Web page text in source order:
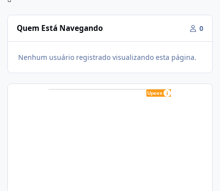
Quem Está Navegando 0
Nenhum usuário registrado visualizando esta página.